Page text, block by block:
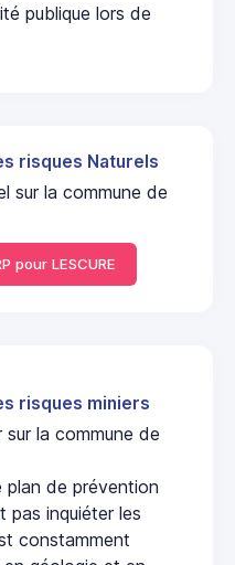
publique lors de
risques Naturels
sur la commune de
pour LESCURE
risques miniers
sur la commune de
plan de prévention
pas inquiéter les
constamment